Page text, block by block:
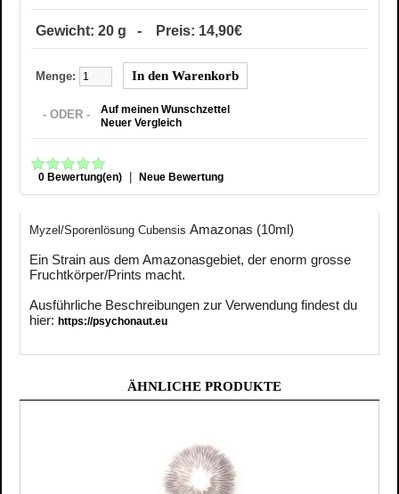
Gewicht: 20 g - Preis: 14,90€
Menge:
- ODER -
Auf meinen Wunschzettel
Neuer Vergleich
0 Bewertung(en) | Neue Bewertung
Myzel/Sporenlösung Cubensis Amazonas (10ml)
Ein Strain aus dem Amazonasgebiet, der enorm grosse
Fruchtkörper/Prints macht.
Ausführliche Beschreibungen zur Verwendung findest du
hier: https://psychonaut.eu
ÄHNLICHE PRODUKTE